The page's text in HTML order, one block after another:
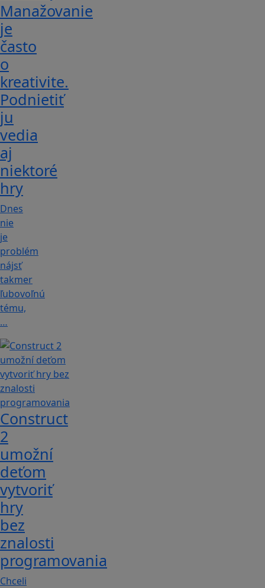
Manažovanie
je
často
o
kreativite.
Podnietiť
ju
vedia
aj
niektoré
hry
Dnes
nie
je
problém
nájsť
takmer
ľubovoľnú
tému,
…
Construct
2
umožní
deťom
vytvoriť
hry
bez
znalosti
programovania
Chceli